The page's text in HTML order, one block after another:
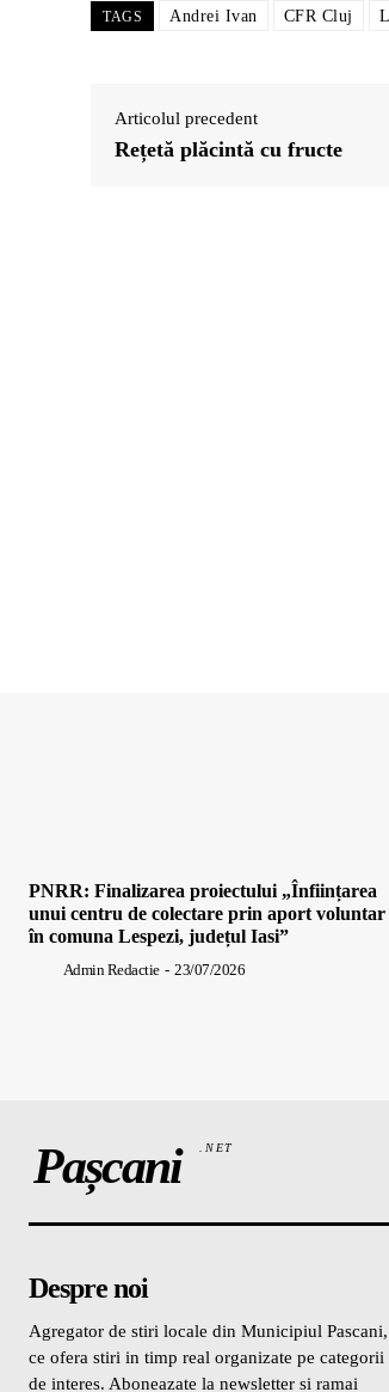
TAGS Andrei Ivan CFR Cluj
Articolul precedent
Rețetă plăcintă cu fructe
PNRR: Finalizarea proiectului „Înființarea
unui centru de colectare prin aport voluntar
în comuna Lespezi, județul Iasi”
Admin Redactie - 23/07/2026
Pașcani .NET
Despre noi
Agregator de stiri locale din Municipiul Pascani,
ce ofera stiri in timp real organizate pe categorii
de interes. Aboneazate la newsletter si ramai